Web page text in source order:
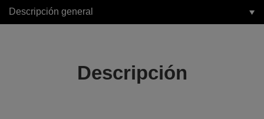
Descripción general
Descripción